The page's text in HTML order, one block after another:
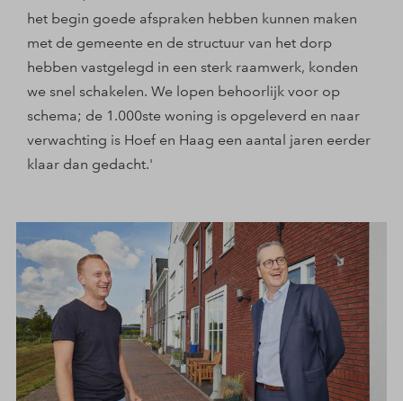
het begin goede afspraken hebben kunnen maken
met de gemeente en de structuur van het dorp
hebben vastgelegd in een sterk raamwerk, konden
we snel schakelen. We lopen behoorlijk voor op
schema; de 1.000ste woning is opgeleverd en naar
verwachting is Hoef en Haag een aantal jaren eerder
klaar dan gedacht.'